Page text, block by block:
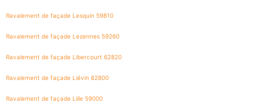
Ravalement de façade Lesquin 59810
Ravalement de façade Lezennes 59260
Ravalement de façade Libercourt 62820
Ravalement de façade Liévin 62800
Ravalement de façade Lille 59000